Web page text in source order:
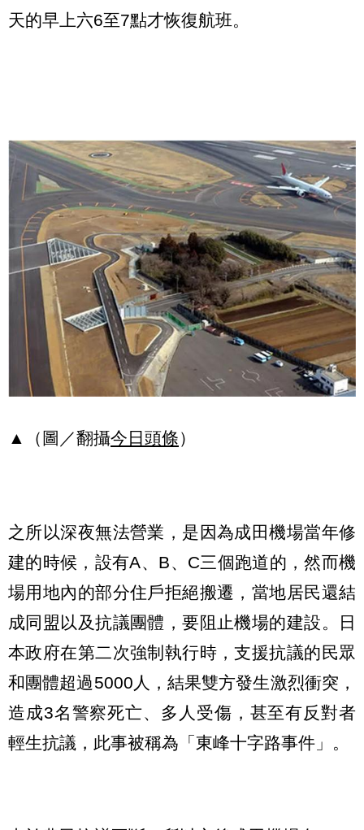
天的早上六6至7點才恢復航班。
▲（圖／翻攝今日頭條）
之所以深夜無法營業，是因為成田機場當年修
建的時候，設有A、B、C三個跑道的，然而機
場用地內的部分住戶拒絕搬遷，當地居民還結
成同盟以及抗議團體，要阻止機場的建設。日
本政府在第二次強制執行時，支援抗議的民眾
和團體超過5000人，結果雙方發生激烈衝突，
造成3名警察死亡、多人受傷，甚至有反對者
輕生抗議，此事被稱為「東峰十字路事件」。